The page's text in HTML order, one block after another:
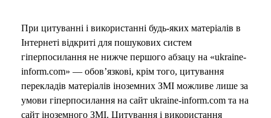
При цитуванні і використанні будь-яких матеріалів в
Інтернеті відкриті для пошукових систем
гіперпосилання не нижче першого абзацу на «ukraine-
inform.com» — обов’язкові, крім того, цитування
перекладів матеріалів іноземних ЗМІ можливе лише за
умови гіперпосилання на сайт ukraine-inform.com та на
сайт іноземного ЗМІ. Цитування і використання